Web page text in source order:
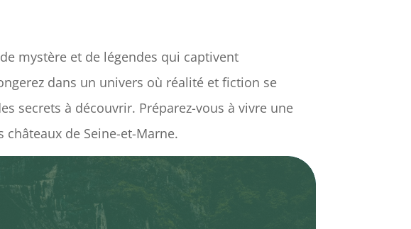
mystère et de légendes qui captivent
dans un univers où réalité et fiction se
secrets à découvrir. Préparez-vous à vivre une
de Seine-et-Marne.